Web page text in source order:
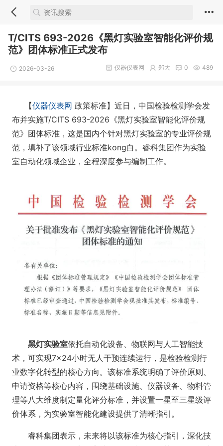
T/CITS 693-2026《黑灯实验室智能化评价规
范》团体标准正式发布
2026-03-26 489
0
郑大
仪器仪表网
【仪器仪表网 政策标准】近日，中国检验检测学会发
布并实施T/CITS 693-2026《黑灯实验室智能化评价规
范》团体标准，这是国内个针对黑灯实验室的专业评价规
范，填补了该领域行业标准kong白。睿科集团作为实验
室自动化领域企业，全程深度参与编制工作。
黑灯实验室依托自动化设备、物联网与人工智能技
术，可实现7×24小时无人干预连续运行，是检验检测行
业数字化转型的核心方向。该标准系统明确了评价原则、
申请资格等核心内容，围绕基础设施、仪器设备、物料管
理等八大维度制定量化评分标准，并设置一星至三星级评
价体系，为实验室智能化建设提供了清晰指引。
睿科集团表示，未来将以该标准为核心指引，深化技